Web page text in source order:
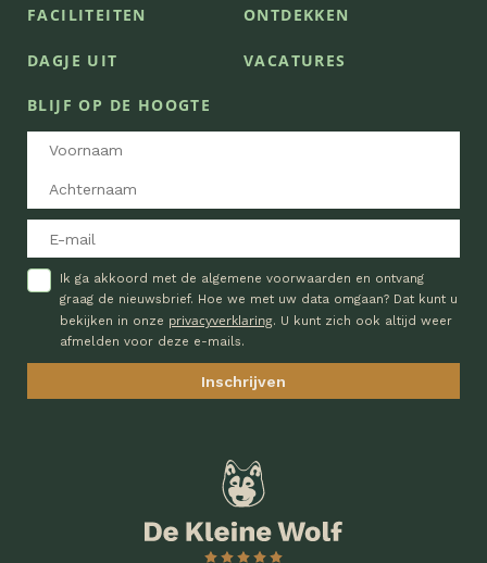
FACILITEITEN ONTDEKKEN
DAGJE UIT VACATURES
BLIJF OP DE HOOGTE
Ik ga akkoord met de algemene voorwaarden en ontvang
graag de nieuwsbrief. Hoe we met uw data omgaan? Dat kunt u
bekijken in onze privacyverklaring. U kunt zich ook altijd weer
afmelden voor deze e-mails.